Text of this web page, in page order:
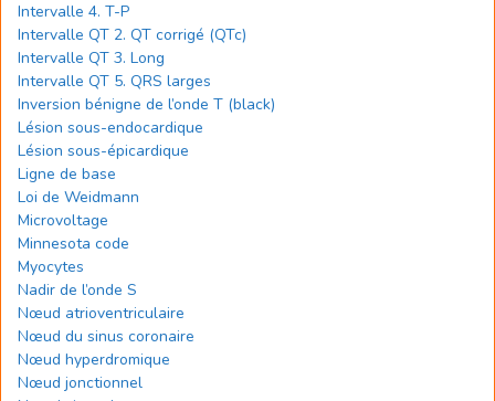
Intervalle 4. T-P
Intervalle QT 2. QT corrigé (QTc)
Intervalle QT 3. Long
Intervalle QT 5. QRS larges
Inversion bénigne de l’onde T (black)
Lésion sous-endocardique
Lésion sous-épicardique
Ligne de base
Loi de Weidmann
Microvoltage
Minnesota code
Myocytes
Nadir de l’onde S
Nœud atrioventriculaire
Nœud du sinus coronaire
Nœud hyperdromique
Nœud jonctionnel